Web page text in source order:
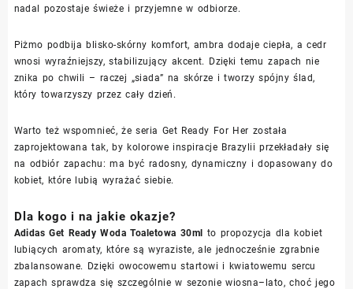
nadal pozostaje świeże i przyjemne w odbiorze.
Piżmo podbija blisko-skórny komfort, ambra dodaje ciepła, a cedr
wnosi wyraźniejszy, stabilizujący akcent. Dzięki temu zapach nie
znika po chwili – raczej „siada” na skórze i tworzy spójny ślad,
który towarzyszy przez cały dzień.
Warto też wspomnieć, że seria Get Ready For Her została
zaprojektowana tak, by kolorowe inspiracje Brazylii przekładały się
na odbiór zapachu: ma być radosny, dynamiczny i dopasowany do
kobiet, które lubią wyrażać siebie.
Dla kogo i na jakie okazje?
Adidas Get Ready Woda Toaletowa 30ml to propozycja dla kobiet
lubiących aromaty, które są wyraziste, ale jednocześnie zgrabnie
zbalansowane. Dzięki owocowemu startowi i kwiatowemu sercu
zapach sprawdza się szczególnie w sezonie wiosna–lato, choć jego